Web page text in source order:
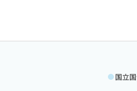
国立